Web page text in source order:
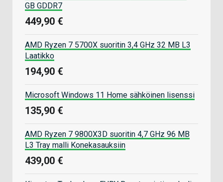
GB GDDR7
449,90 €
AMD Ryzen 7 5700X suoritin 3,4 GHz 32 MB L3
Laatikko
194,90 €
Microsoft Windows 11 Home sähköinen lisenssi
135,90 €
AMD Ryzen 7 9800X3D suoritin 4,7 GHz 96 MB
L3 Tray malli Konekasauksiin
439,00 €